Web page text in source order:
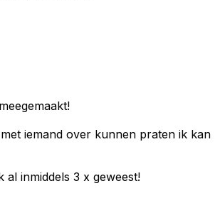
iemand over kunnen praten ik kan
inmiddels 3 x geweest!